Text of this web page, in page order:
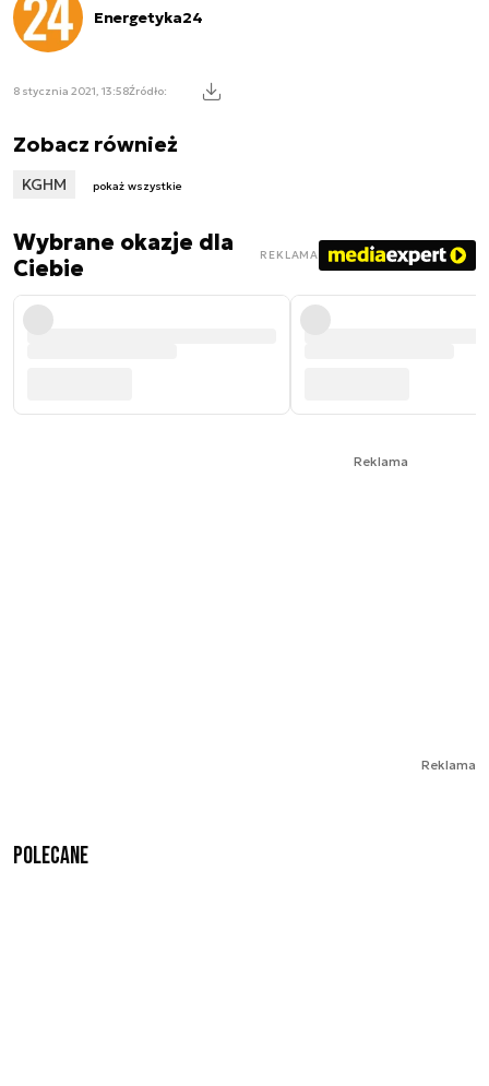
Energetyka24
8 stycznia 2021, 13:58Źródło:
Zobacz również
KGHM pokaż wszystkie
Wybrane okazje dla
Ciebie
REKLAMA
Reklama
Reklama
Polecane